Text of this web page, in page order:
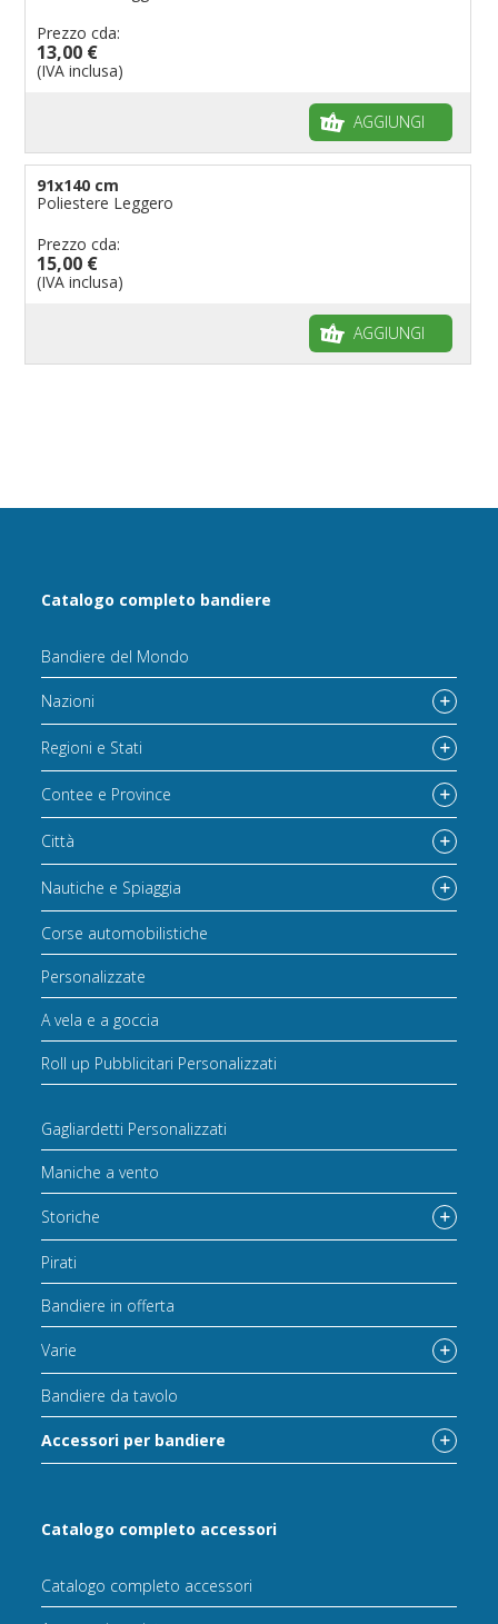
Prezzo cda:
13,00 €
(IVA inclusa)
AGGIUNGI
91x140 cm
Poliestere Leggero
Prezzo cda:
15,00 €
(IVA inclusa)
AGGIUNGI
Catalogo completo bandiere
Bandiere del Mondo
Nazioni
Regioni e Stati
Contee e Province
Città
Nautiche e Spiaggia
Corse automobilistiche
Personalizzate
A vela e a goccia
Roll up Pubblicitari Personalizzati
Gagliardetti Personalizzati
Maniche a vento
Storiche
Pirati
Bandiere in offerta
Varie
Bandiere da tavolo
Accessori per bandiere
Catalogo completo accessori
Catalogo completo accessori